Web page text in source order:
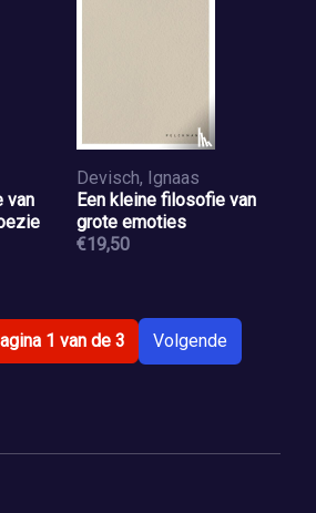
van
Devisch, Ignaas
Een kleine filosofie van
grote emoties
€19,50
1 van de 3 Volgende